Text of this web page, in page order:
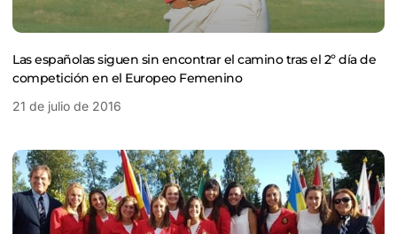
Las españolas siguen sin encontrar el camino tras el 2º día de
competición en el Europeo Femenino
21 de julio de 2016